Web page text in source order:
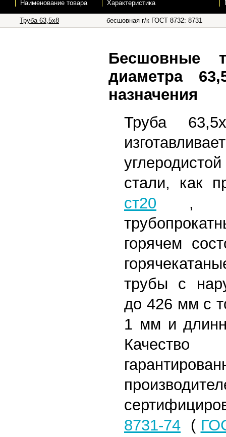
Наименование товара Характеристика
Труба 63,5х8 бесшовная г/к ГОСТ 8732: 8731
Бесшовные
диаметра
назначения
Труба
стали, как
ст20 ,
горячем
трубы с
до 426 мм с
1 мм и
8731-74 (